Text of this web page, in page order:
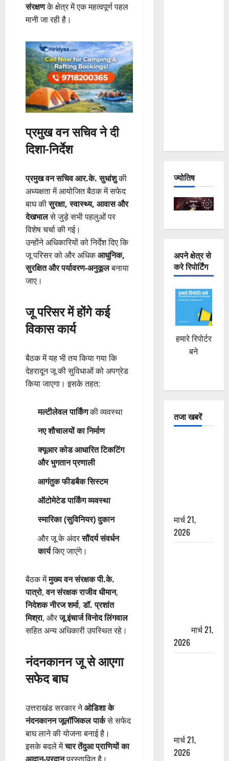
संरक्षणके क्षेत्र में एक महत्वपूर्ण पहल
मानी जा रही है।
प्रमुख वन सचिव ने दी
दिशा-निर्देश
प्रमुख वन सचिव आर.के. सुधांशुकी
अध्यक्षता में आयोजित बैठक में सफेद
बाघ कीसुरक्षा, स्वास्थ्य, आवास और
देखभालसे जुड़े सभी पहलुओं पर
विशेष चर्चा की गई।
उन्होंने अधिकारियों को निर्देश दिए कि
जू परिसर को और अधिकआधुनिक,
सुरक्षित और पर्यावरण-अनुकूलबनाया
जाए।
जू परिसर में होंगे कई
विकास कार्य
बैठक में यह भी तय किया गया कि
देहरादून जू की सुविधाओं को अपग्रेड
किया जाएगा। इसके तहत:
मल्टीलेवल पार्किंगकी व्यवस्था
नए शौचालयों का निर्माण
क्यूआर कोड आधारित टिकटिंग
और भुगतान प्रणाली
आगंतुक फीडबैक सिस्टम
ऑटोमेटेड पार्किंग व्यवस्था
स्मारिका (सुविनियर) दुकान
और जू के अंदरसौंदर्य संवर्धन
कार्यकिए जाएंगे।
बैठक मेंमुख्य वन संरक्षक पी.के.
पात्रो,वन संरक्षक राजीव धीमान,
निदेशक नीरज शर्मा,डॉ. प्रशांत
मिश्रा, औरजू इंचार्ज विनोद लिंगवाल
सहित अन्य अधिकारी उपस्थित रहे।
नंदनकानन जू से आएगा
सफेद बाघ
उत्तराखंड सरकार नेओडिशा के
नंदनकानन जूलॉजिकल पार्कसे सफेद
बाघ लाने की योजना बनाई है।
इसके बदले मेंचार तेंदुआ प्राणियों का
ज्योतिष
अपने क्षेत्र से
करे रिपोर्टिंग
हमारे रिपोर्टर
बने
तजा खबरें
मार्च 21,
2026
मार्च 21,
2026
मार्च 21,
2026